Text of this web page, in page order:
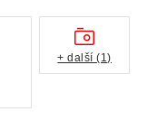
+ další (1)